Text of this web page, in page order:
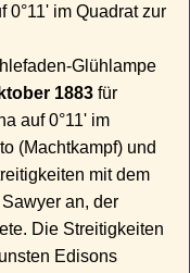
0°11' im Quadrat zur
Glühlampe
1883 für
auf 0°11' im
(Machtkampf) und
mit dem
an, der
Die Streitigkeiten
Edisons